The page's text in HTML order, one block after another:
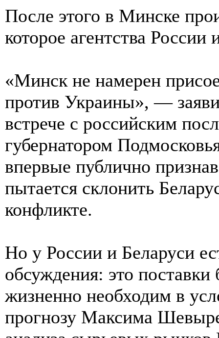
После этого в Минске
которое агентства
«Минск не намерен
против Украины», —
встрече с российским
губернатором
впервые публично
пытается склонить
конфликте.
Но у России и Беларуси
обсуждения: это
жизненно необходим в
прогнозу Максима